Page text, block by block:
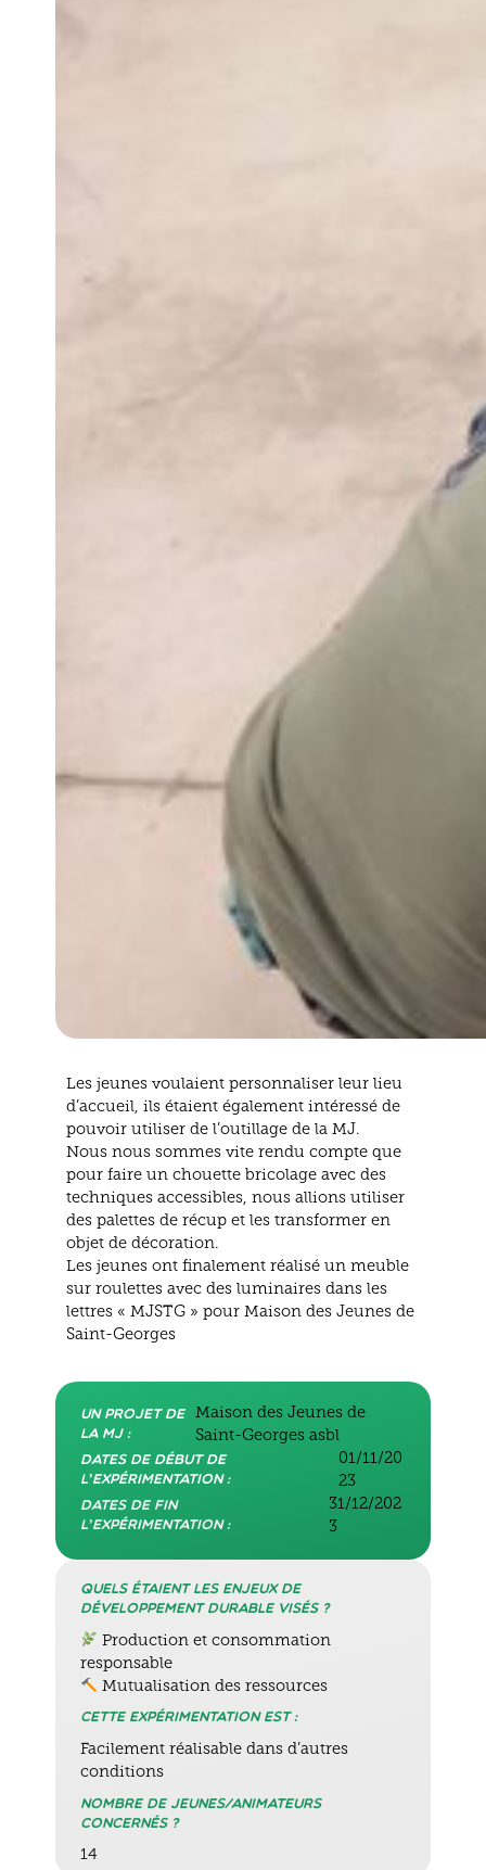
Les jeunes voulaient personnaliser leur lieu
d’accueil, ils étaient également intéressé de
pouvoir utiliser de l’outillage de la MJ.
Nous nous sommes vite rendu compte que
pour faire un chouette bricolage avec des
techniques accessibles, nous allions utiliser
des palettes de récup et les transformer en
objet de décoration.
Les jeunes ont finalement réalisé un meuble
sur roulettes avec des luminaires dans les
lettres « MJSTG » pour Maison des Jeunes de
Saint-Georges
Un projet de
la MJ :
Maison des Jeunes de
Saint-Georges asbl
Dates de début de
l’expérimentation :
01/11/20
23
Dates de fin
l’expérimentation :
31/12/202
3
Quels étaient les enjeux de
développement durable visés ?
Production et consommation
responsable
Mutualisation des ressources
Cette expérimentation est :
Facilement réalisable dans d’autres
conditions
Nombre de jeunes/animateurs
concernés ?
14